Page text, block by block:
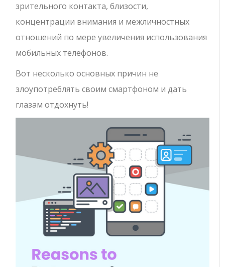
зрительного контакта, близости,
концентрации внимания и межличностных
отношений по мере увеличения использования
мобильных телефонов.
Вот несколько основных причин не
злоупотреблять своим смартфоном и дать
глазам отдохнуть!